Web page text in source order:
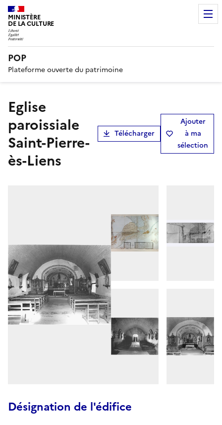
MINISTÈRE
DE LA CULTURE
POP
Plateforme ouverte du patrimoine
Eglise
paroissiale
Saint-Pierre-
ès-Liens
Télécharger
Ajouter
à ma
sélection
Désignation de l'édifice